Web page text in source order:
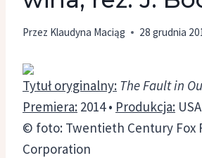
Przez Klaudyna Maciąg 28 grudnia
Tytuł oryginalny: The Fault in
Premiera: 2014 • Produkcja: USA
© foto: Twentieth Century Fox
Corporation